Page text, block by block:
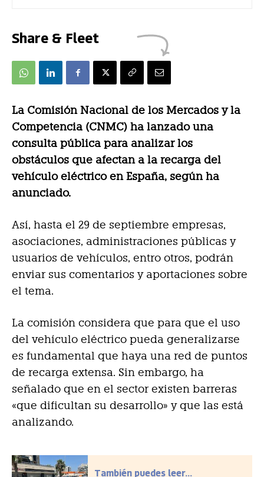
Share & Fleet
La Comisión Nacional de los Mercados y la
Competencia (CNMC) ha lanzado una
consulta pública para analizar los
obstáculos que afectan a la recarga del
vehículo eléctrico en España, según ha
anunciado.
Así, hasta el 29 de septiembre empresas,
asociaciones, administraciones públicas y
usuarios de vehículos, entro otros, podrán
enviar sus comentarios y aportaciones sobre
el tema.
La comisión considera que para que el uso
del vehículo eléctrico pueda generalizarse
es fundamental que haya una red de puntos
de recarga extensa. Sin embargo, ha
señalado que en el sector existen barreras
«que dificultan su desarrollo» y que las está
analizando.
También puedes leer...